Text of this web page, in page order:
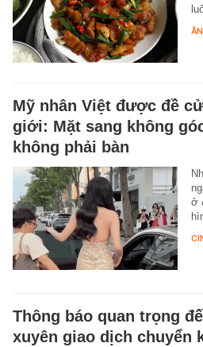
Mỹ nhân Việt được đề
giới: Mặt sang không
không phải bàn
ở
Thông báo quan trọng
xuyên giao dịch chuyển